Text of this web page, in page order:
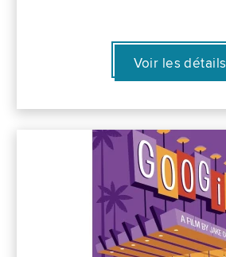
Voir les détails